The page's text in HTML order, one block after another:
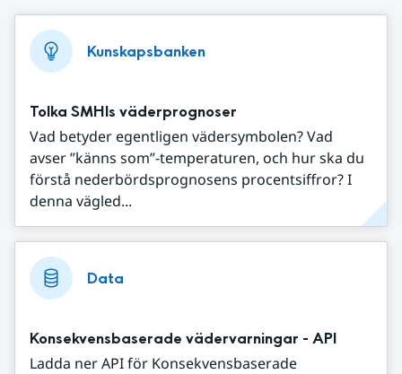
Kunskapsbanken
Tolka SMHIs väderprognoser
Vad betyder egentligen vädersymbolen? Vad
avser ”känns som”-temperaturen, och hur ska du
förstå nederbördsprognosens procentsiffror? I
denna vägled...
Data
Konsekvensbaserade vädervarningar - API
Ladda ner API för Konsekvensbaserade